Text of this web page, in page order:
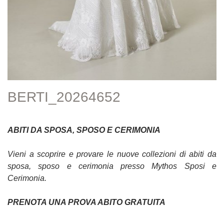
BERTI_20264652
ABITI DA SPOSA, SPOSO E CERIMONIA
Vieni a scoprire e provare le nuove collezioni di abiti da
sposa, sposo e cerimonia presso Mythos Sposi e
Cerimonia.
PRENOTA UNA PROVA ABITO GRATUITA